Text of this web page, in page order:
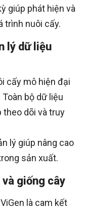
giúp phát hiện và
trình nuôi cấy.
lý dữ liệu
cấy mô hiện đại
bộ dữ liệu
theo dõi và truy
lý giúp nâng cao
sản xuất.
giống cây
là cam kết